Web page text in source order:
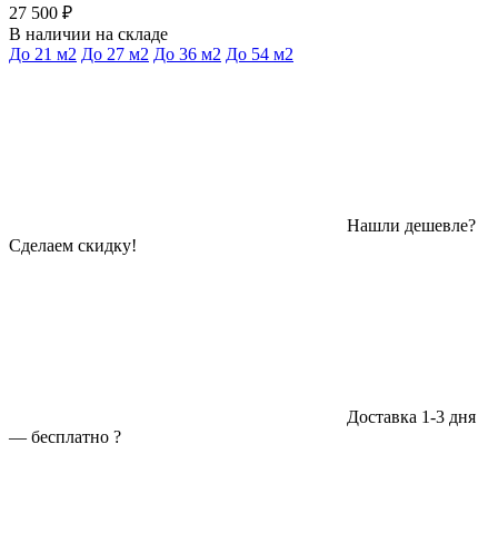
27 500 ₽
В наличии на складе
До 21 м2 До 27 м2 До 36 м2 До 54 м2
Нашли дешевле?
Сделаем скидку!
Доставка 1-3 дня
— бесплатно ?